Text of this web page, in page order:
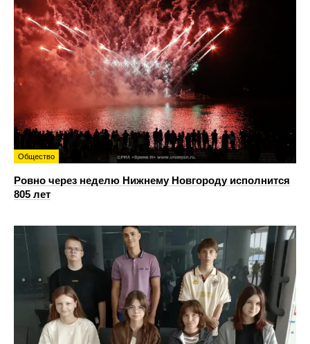
Общество
Ровно через неделю Нижнему Новгороду исполнится
805 лет